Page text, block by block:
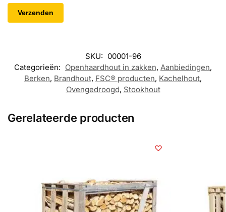
SKU: 00001-96
Categorieën: Openhaardhout in zakken, Aanbiedingen,
Berken, Brandhout, FSC® producten, Kachelhout,
Ovengedroogd, Stookhout
Gerelateerde producten